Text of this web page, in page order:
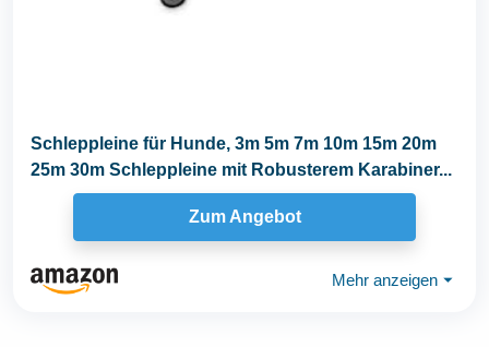
Schleppleine für Hunde, 3m 5m 7m 10m 15m 20m
25m 30m Schleppleine mit Robusterem Karabiner...
Zum Angebot
Mehr anzeigen ⏷